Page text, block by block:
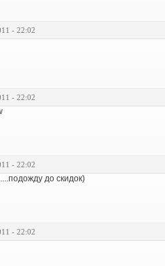
- 22:02
- 22:02
- 22:02
до скидок)
- 22:02